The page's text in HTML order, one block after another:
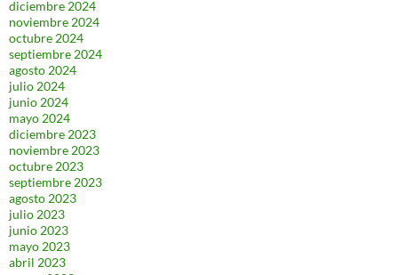
diciembre 2024
noviembre 2024
octubre 2024
septiembre 2024
agosto 2024
julio 2024
junio 2024
mayo 2024
diciembre 2023
noviembre 2023
octubre 2023
septiembre 2023
agosto 2023
julio 2023
junio 2023
mayo 2023
abril 2023